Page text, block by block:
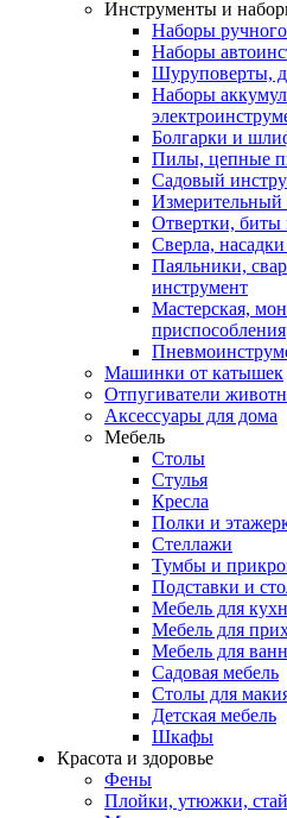
Инструменты и
Наборы
Наборы
Шуруповерты,
Наборы
Болгарки и
Пилы, цепные
Садовый
Измерительный
Отвертки,
Сверла,
Паяльники,
инструмент
Мастерская,
приспособления
Машинки от катышек
Отпугиватели
Аксессуары для дома
Мебель
Столы
Стулья
Кресла
Полки и
Стеллажи
Тумбы и
Подставки и
Мебель для
Мебель для
Мебель для
Садовая мебель
Столы для
Детская мебель
Шкафы
Красота и здоровье
Фены
Плойки, утюжки,